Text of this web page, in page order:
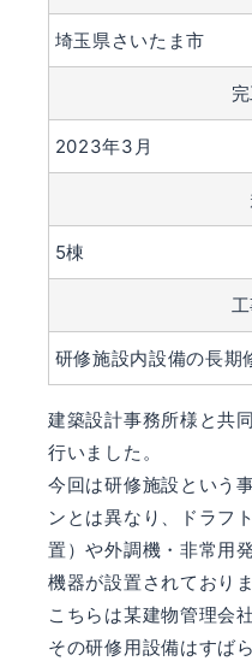
埼玉県さいたま市
2023年3月
5棟
研修施設内設備の長期
建築設計事務所様と共
行いました。
今回は研修施設という
ンとは異なり、ドラフ
置）や外調機・非常用
機器が設置されておりま
こちらは某建物管理会
その研修用設備はすば